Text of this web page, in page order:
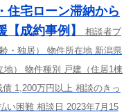
住宅ローン滞納から
成約事例】
相談者プ
・独居） 物件所在地 新潟県
地） 物件種別 戸建（住居1棟
1,200万円以上 相談のきっ
い困難 相談日 2023年7月15